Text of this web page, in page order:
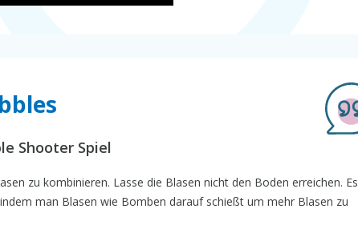
Shooter Spiel
zu kombinieren. Lasse die Blasen nicht den Boden erreichen. Es
man Blasen wie Bomben darauf schießt um mehr Blasen zu